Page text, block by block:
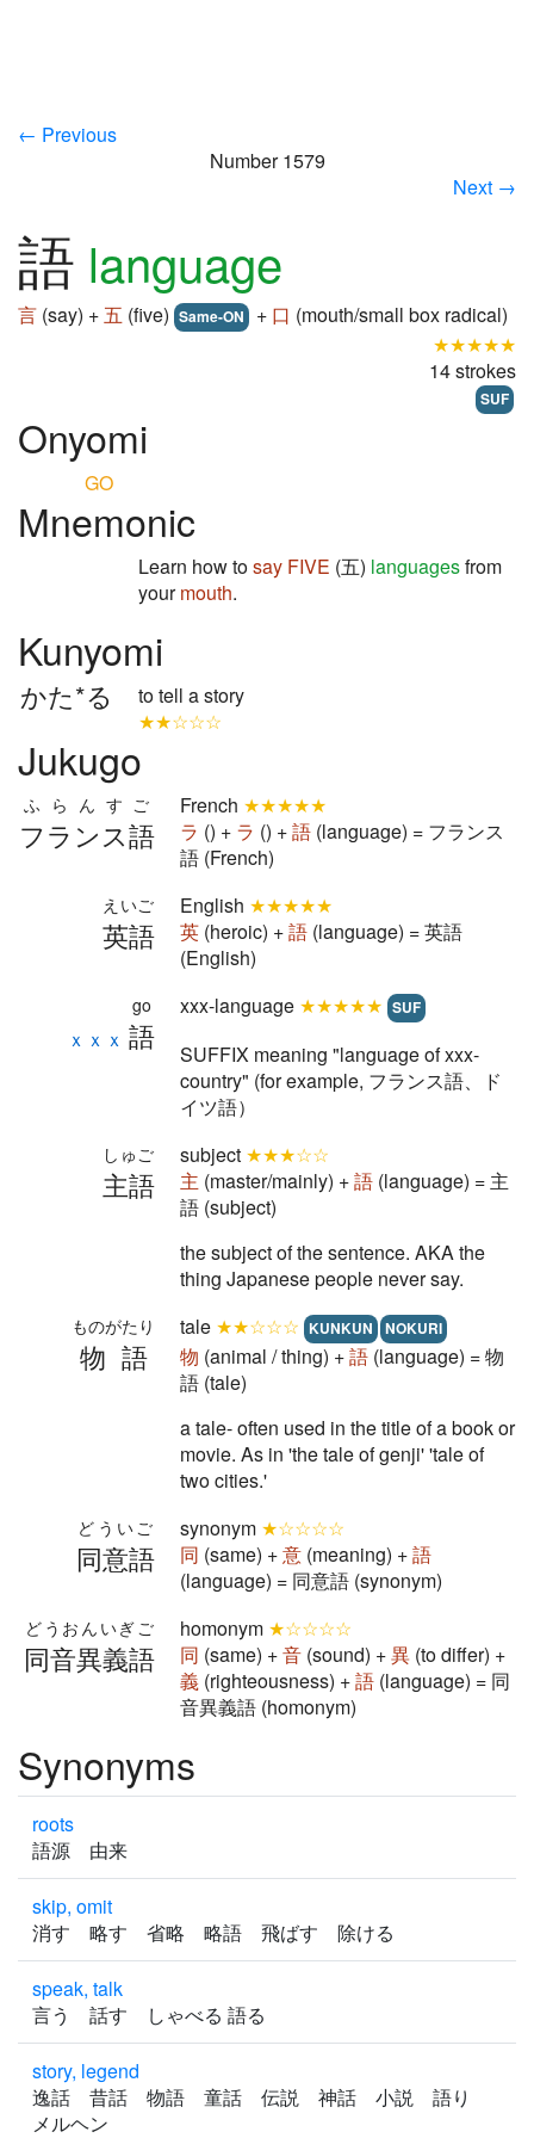
← Previous
Number 1579
Next →
語 language
言 (say) +五 (five) Same-ON + 口 (mouth/small box radical)
★★★★★
14 strokes
SUF
Onyomi
GO
Mnemonic
Learn how tosay FIVE (五) languagesfrom
yourmouth.
Kunyomi
かた*る
to tell a story
★★☆☆☆
Jukugo
フランス語
ふらんすご French ★★★★★
ラ () + ラ () +語 (language) = フランス
語 (French)
英語
えいご English ★★★★★
英 (heroic) +語 (language) = 英語
(English)
ｘｘｘ 語
go xxx-language ★★★★★ SUF
SUFFIX meaning "language of xxx-
country" (for example, フランス語、ド
イツ語）
主語
しゅご subject ★★★☆☆
主 (master/mainly) +語 (language) = 主
語 (subject)
the subject of the sentence. AKA the
thing Japanese people never say.
物語
ものがたり tale ★★☆☆☆ KUNKUN NOKURI
物 (animal / thing) +語 (language) = 物
語 (tale)
a tale- often used in the title of a book or
movie. As in 'the tale of genji' 'tale of
two cities.'
同意語
どういご synonym ★☆☆☆☆
同 (same) +意 (meaning) +語
(language) = 同意語 (synonym)
同音異義語
どうおんいぎご homonym ★☆☆☆☆
同 (same) +音 (sound) +異 (to differ) +
義 (righteousness) +語 (language) = 同
音異義語 (homonym)
Synonyms
roots
語源 由来
skip, omit
消す 略す 省略 略語 飛ばす 除ける
speak, talk
言う 話す しゃべる 語る
story, legend
逸話 昔話 物語 童話 伝説 神話 小説 語り
メルヘン